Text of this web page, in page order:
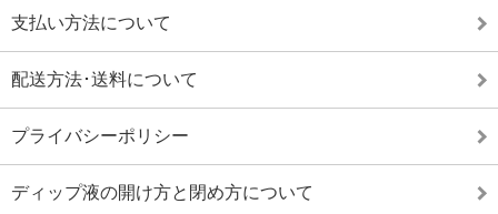
支払い方法について
配送方法･送料について
プライバシーポリシー
ディップ液の開け方と閉め方について